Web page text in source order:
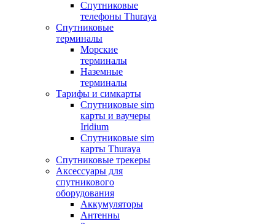
Спутниковые
телефоны Thuraya
Спутниковые
терминалы
Морские
терминалы
Наземные
терминалы
Тарифы и симкарты
Спутниковые sim
карты и ваучеры
Iridium
Спутниковые sim
карты Thuraya
Спутниковые трекеры
Аксессуары для
спутникового
оборудования
Аккумуляторы
Антенны